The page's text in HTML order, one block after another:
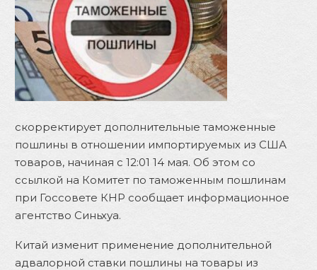
скорректирует дополнительные таможенные
пошлины в отношении импортируемых из США
товаров, начиная с 12:01 14 мая. Об этом со
ссылкой на Комитет по таможенным пошлинам
при Госсовете КНР сообщает информационное
агентство Синьхуа.
Китай изменит применение дополнительной
адвалорной ставки пошлины на товары из